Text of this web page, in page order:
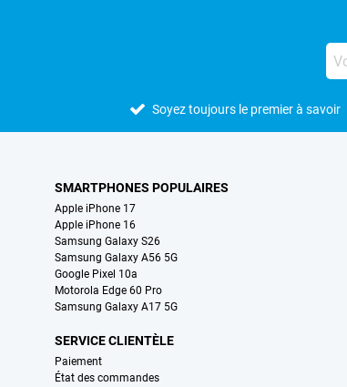
Soyez toujours le premier à savoir
SMARTPHONES POPULAIRES
Apple iPhone 17
Apple iPhone 16
Samsung Galaxy S26
Samsung Galaxy A56 5G
Google Pixel 10a
Motorola Edge 60 Pro
Samsung Galaxy A17 5G
SERVICE CLIENTÈLE
Paiement
État des commandes